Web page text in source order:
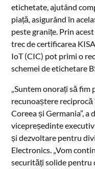
etichetate, ajutând
piață, asigurând în
peste granițe. Prin
trec de certificarea
IoT (CIC) pot primi o
schemei de etichetare
„Suntem onorați să fim
recunoaștere
Coreea și Germania”, a
vicepreședinte
și dezvoltare pentru
Electronics. „Vom
securități solide pentru